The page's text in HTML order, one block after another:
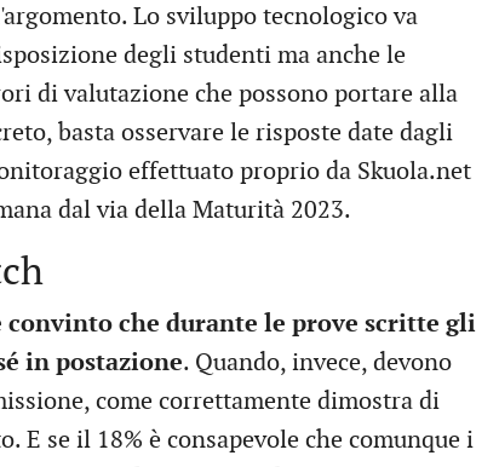
Lo sviluppo tecnologico va
degli studenti ma anche le
di valutazione che possono portare alla
basta osservare le risposte date dagli
effettuato proprio da Skuola.net
dal via della Maturità 2023.
convinto che durante le prove scritte gli
in postazione. Quando, invece, devono
come correttamente dimostra di
E se il 18% è consapevole che comunque i